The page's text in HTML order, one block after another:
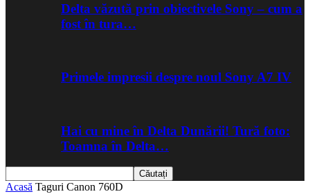
Delta văzută prin obiectivele Sony – cum a
fost în tura…
Primele impresii despre noul Sony A7 IV
Hai cu mine în Delta Dunării! Tură foto:
Toamna în Delta…
Acasă Taguri Canon 760D